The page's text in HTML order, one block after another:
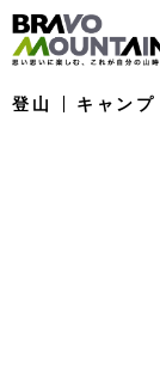
登山 キャンプ